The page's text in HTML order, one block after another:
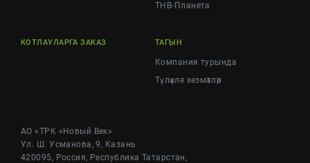
ТНВ-Планета
КОТЛАУЛАРГА ЗАКАЗ ТАГЫН
Компания турында
Түләүле хезмәтләр
АО «ТРК «Новый Век»
Ул. Ш. Усманова, 9, Казань
420095, Россия, Республика Татарстан,